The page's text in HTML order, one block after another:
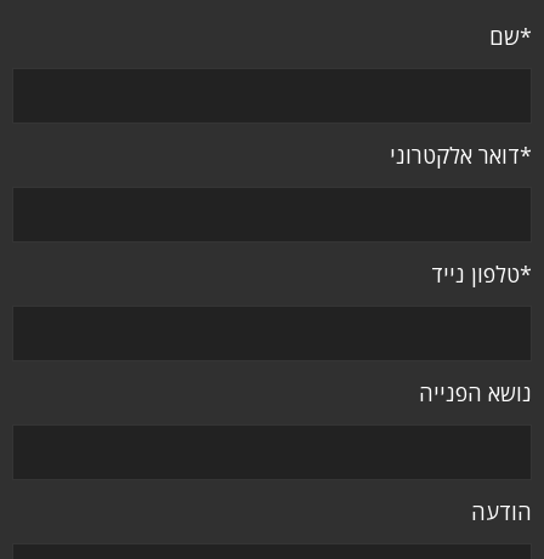
*שם
*דואר אלקטרוני
*טלפון נייד
נושא הפנייה
הודעה